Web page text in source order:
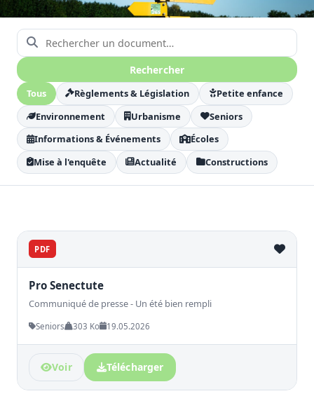
Rechercher un document
Rechercher
Tous Règlements & Législation
Petite enfance
Environnement
Urbanisme
Seniors
Informations & Événements
Écoles
Mise à l'enquête
Actualité Constructions
PDF
Pro Senectute
Communiqué de presse - Un été bien rempli
Seniors 303 Ko 19.05.2026
Voir Télécharger